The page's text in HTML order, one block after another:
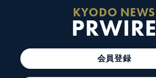
KYODO NEWS
PRWIRE
会員登録